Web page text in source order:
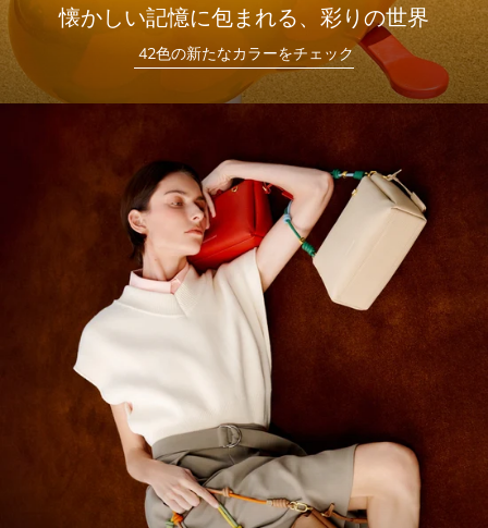
懐かしい記憶に包まれる、彩りの世界
42色の新たなカラーをチェック